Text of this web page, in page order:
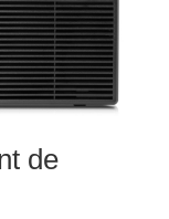
de